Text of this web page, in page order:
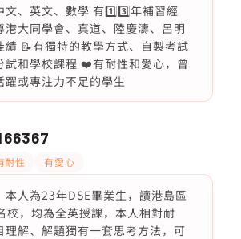
文、英文、數學 有1️⃣3️⃣年補習經
港大同學會、真道、陸慶濤、呂明
績 📝有獨特的教學方式、自製考試
試和學校課程 ❤️有耐性和愛心，曾
躍或專注力不足的學生
耐性 有愛心
本人為23年DSE畢業生，讀港島區
校，均為全英授課，本人相對耐
理解、解題獨有一套思考方法，可